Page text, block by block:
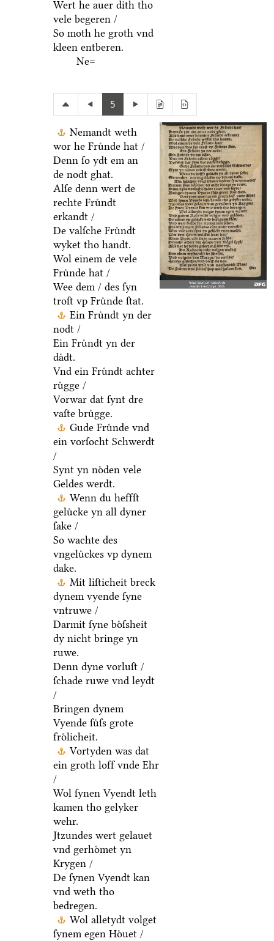
Wert he auer dith tho
vele begeren /
So moth he groth vnd
kleen entberen.
Ne=
5
Nemandt weth
wor he Fruͤnde hat /
Denn ſo ydt em an
de nodt ghat.
Alſe denn wert de
rechte Fruͤndt
erkandt /
De valſche Fruͤndt
wyket tho handt.
Wol einem de vele
Fruͤnde hat /
Wee dem / des ſyn
troſt vp Fruͤnde ſtat.
Ein Fruͤndt yn der
nodt /
Ein Fruͤndt yn der
daͤdt.
Vnd ein Fruͤndt achter
ruͤgge /
Vorwar dat ſynt dre
vaſte bruͤgge.
Gude Fruͤnde vnd
ein vorſocht Schwerdt
/
Synt yn noͤden vele
Geldes werdt.
Wenn du heffſt
geluͤcke yn all dyner
ſake /
So wachte des
vngeluͤckes vp dynem
dake.
Mit liſticheit breck
dynem vyende ſyne
vntruwe /
Darmit ſyne boͤſsheit
dy nicht bringe yn
ruwe.
Denn dyne vorluſt /
ſchade ruwe vnd leydt
/
Bringen dynem
Vyende ſuͤſs grote
froͤlicheit.
Vortyden was dat
ein groth loff vnde Ehr
/
Wol ſynen Vyendt leth
kamen tho gelyker
wehr.
Jtzundes wert gelauet
vnd gerhoͤmet yn
Krygen /
De ſynen Vyendt kan
vnd weth tho
bedregen.
Wol alletydt volget
ſynem egen Hoͤuet /